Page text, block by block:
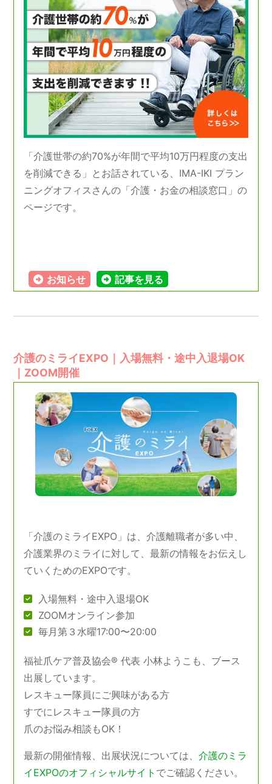
「介護世帯の約70%が年間で平均10万円程度の支出
を削減できる」とお話されている、IMA-IKI プラン
ニングオフィスさんの「介護・お金の相談窓口」の
ページです。
お知らせ 記事を見る
介護のミライEXPO｜入場無料・途中入退場OK
｜ZOOM開催
「介護のミライEXPO」は、介護離職者が多い中、
介護業界のミライに対して、最新の情報をお伝えし
ていくためのEXPOです。
入場無料・途中入退場OK
ZOOMオンライン参加
毎月第３水曜17:00〜20:00
福祉爪ケア普及協会® 代表 小林ようこも、ブース
出展しています。
レスキュー隊員にご興味がある方
すでにレスキュー隊員の方
爪のお悩み相談もOK！
最新の開催情報、出展状況については、介護のミラ
イEXPOのオフィシャルサイト でご確認ください。